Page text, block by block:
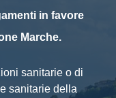
in favore
Marche.
sanitarie o di
sanitarie della